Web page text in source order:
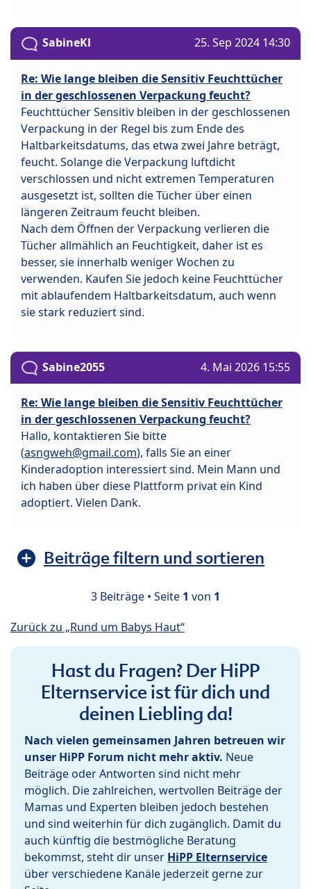
SabineKl 25. Sep 2024 14:30
Re: Wie lange bleiben die Sensitiv Feuchttücher
in der geschlossenen Verpackung feucht?
Feuchttücher Sensitiv bleiben in der geschlossenen
Verpackung in der Regel bis zum Ende des
Haltbarkeitsdatums, das etwa zwei Jahre beträgt,
feucht. Solange die Verpackung luftdicht
verschlossen und nicht extremen Temperaturen
ausgesetzt ist, sollten die Tücher über einen
längeren Zeitraum feucht bleiben.
Nach dem Öffnen der Verpackung verlieren die
Tücher allmählich an Feuchtigkeit, daher ist es
besser, sie innerhalb weniger Wochen zu
verwenden. Kaufen Sie jedoch keine Feuchttücher
mit ablaufendem Haltbarkeitsdatum, auch wenn
sie stark reduziert sind.
Sabine2055 4. Mai 2026 15:55
Re: Wie lange bleiben die Sensitiv Feuchttücher
in der geschlossenen Verpackung feucht?
Hallo, kontaktieren Sie bitte
(asngweh@gmail.com), falls Sie an einer
Kinderadoption interessiert sind. Mein Mann und
ich haben über diese Plattform privat ein Kind
adoptiert. Vielen Dank.
Beiträge filtern und sortieren
3 Beiträge • Seite 1 von 1
Zurück zu „Rund um Babys Haut“
Hast du Fragen? Der HiPP
Elternservice ist für dich und
deinen Liebling da!
Nach vielen gemeinsamen Jahren betreuen wir
unser HiPP Forum nicht mehr aktiv. Neue
Beiträge oder Antworten sind nicht mehr
möglich. Die zahlreichen, wertvollen Beiträge der
Mamas und Experten bleiben jedoch bestehen
und sind weiterhin für dich zugänglich. Damit du
auch künftig die bestmögliche Beratung
bekommst, steht dir unser HiPP Elternservice
über verschiedene Kanäle jederzeit gerne zur